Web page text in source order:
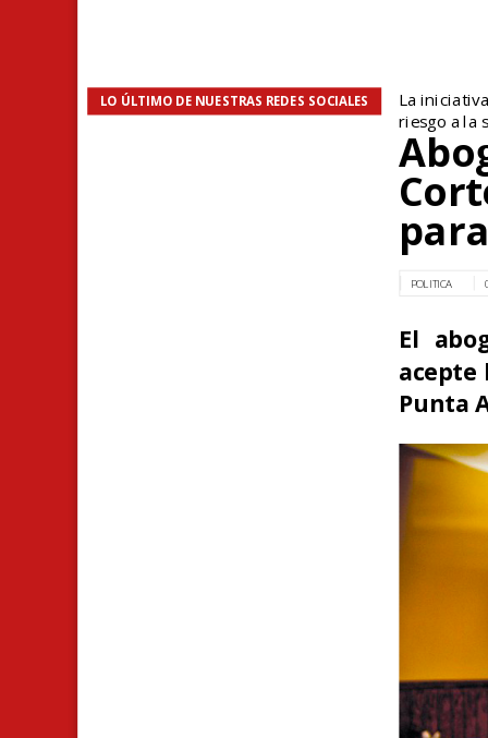
LO ÚLTIMO DE NUESTRAS REDES SOCIALES
La
riesgo a la
POLITICA
El
acepte
Punta